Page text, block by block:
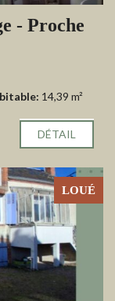
- Proche
14,39 m²
DÉTAIL
LOUÉ